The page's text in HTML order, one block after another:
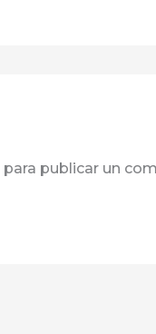
para publicar un